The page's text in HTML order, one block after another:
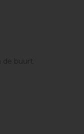
de buurt.